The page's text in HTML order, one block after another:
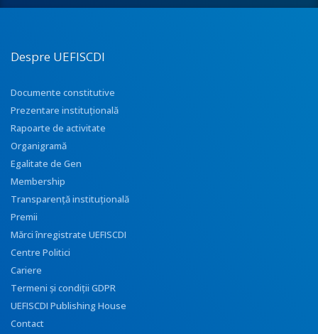
Despre UEFISCDI
Documente constitutive
Prezentare instituţională
Rapoarte de activitate
Organigramă
Egalitate de Gen
Membership
Transparenţă instituţională
Premii
Mărci înregistrate UEFISCDI
Centre Politici
Cariere
Termeni și condiții GDPR
UEFISCDI Publishing House
Contact